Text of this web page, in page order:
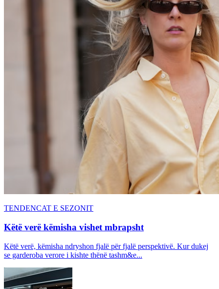
TENDENCAT E SEZONIT
Këtë verë këmisha vishet mbrapsht
Këtë verë, këmisha ndryshon fjalë për fjalë perspektivë. Kur dukej
se garderoba verore i kishte thënë tashm&e...